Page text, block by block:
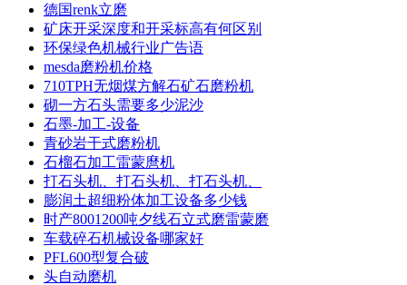
德国renk立磨
矿床开采深度和开采标高有何区别
环保绿色机械行业广告语
mesda磨粉机价格
710TPH无烟煤方解石矿石磨粉机
砌一方石头需要多少泥沙
石墨-加工-设备
青砂岩干式磨粉机
石榴石加工雷蒙麿机
打石头机、打石头机、打石头机、
膨润土超细粉体加工设备多少钱
时产8001200吨夕线石立式磨雷蒙磨
车载碎石机械设备哪家好
PFL600型复合破
头自动磨机